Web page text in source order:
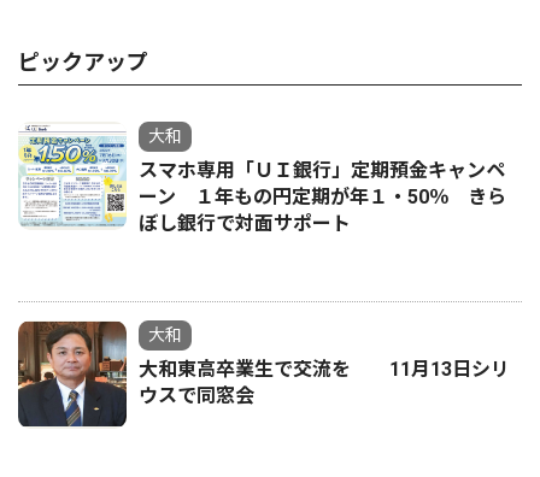
ピックアップ
大和
スマホ専用「ＵＩ銀行」定期預金キャンペ
ーン １年もの円定期が年１・50％ きら
ぼし銀行で対面サポート
大和
大和東高卒業生で交流を 11月13日シリ
ウスで同窓会